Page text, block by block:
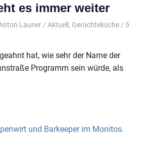
es immer weiter
Launer Aktuell , Gerüchteküche/ 5
hat, wie sehr der Name der
Programm sein würde, als